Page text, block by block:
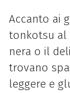
Accanto ai
tonkotsu al
nera o il
trovano
leggere e